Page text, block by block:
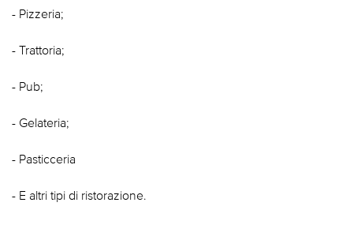
- Pizzeria;
- Trattoria;
- Pub;
- Gelateria;
- Pasticceria
- E altri tipi di ristorazione.